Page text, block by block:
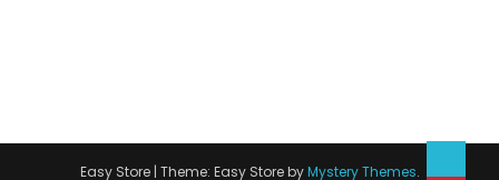
Easy Store Theme: Easy Store byMystery Themes.